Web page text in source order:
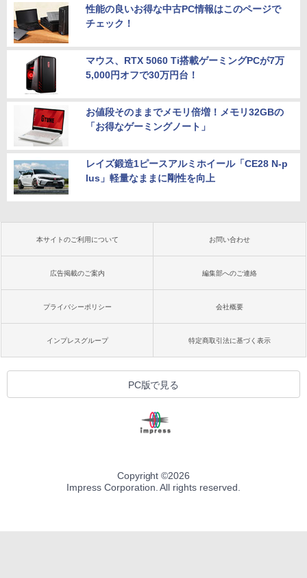
性能の良いお得な中古PC情報はこのページで
チェック！
マウス、RTX 5060 Ti搭載ゲーミングPCが7万
5,000円オフで30万円台！
お値段そのままでメモリ倍増！メモリ32GBの
「お得なゲーミングノート」
レイズ鍛造1ピースアルミホイール「CE28 N-p
lus」軽量なままに剛性を向上
本サイトのご利用について お問い合わせ
広告掲載のご案内 編集部へのご連絡
プライバシーポリシー 会社概要
インプレスグループ 特定商取引法に基づく表示
PC版で見る
Copyright ©2026
Impress Corporation. All rights reserved.